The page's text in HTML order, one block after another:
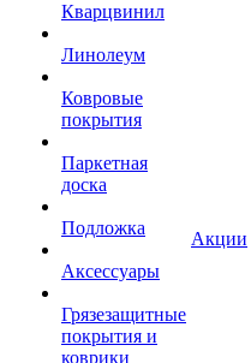
Кварцвинил
Линолеум
Ковровые
покрытия
Паркетная
доска
Подложка
Аксессуары
Грязезащитные
покрытия и
коврики
Акции